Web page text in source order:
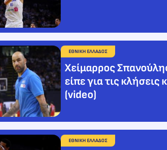
ΕΘΝΙΚΗ ΕΛΛΑΔΟΣ
Χείμαρρος
είπε για τις
(video)
ΕΘΝΙΚΗ ΕΛΛΑΔΟΣ